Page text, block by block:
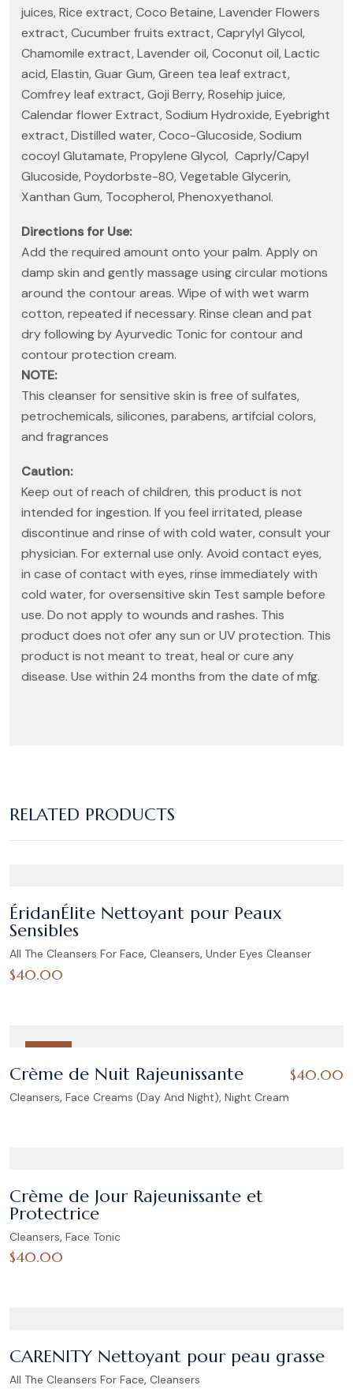
juices, Rice extract, Coco Betaine, Lavender Flowers
extract, Cucumber fruits extract, Caprylyl Glycol,
Chamomile extract, Lavender oil, Coconut oil, Lactic
acid, Elastin, Guar Gum, Green tea leaf extract,
Comfrey leaf extract, Goji Berry, Rosehip juice,
Calendar flower Extract, Sodium Hydroxide, Eyebright
extract, Distilled water, Coco-Glucoside, Sodium
cocoyl Glutamate, Propylene Glycol, Caprly/Capyl
Glucoside, Poydorbste-80, Vegetable Glycerin,
Xanthan Gum, Tocopherol, Phenoxyethanol.
Directions for Use:
Add the required amount onto your palm. Apply on
damp skin and gently massage using circular motions
around the contour areas. Wipe of with wet warm
cotton, repeated if necessary. Rinse clean and pat
dry following by Ayurvedic Tonic for contour and
contour protection cream.
NOTE:
This cleanser for sensitive skin is free of sulfates,
petrochemicals, silicones, parabens, artifcial colors,
and fragrances
Caution:
Keep out of reach of children, this product is not
intended for ingestion. If you feel irritated, please
discontinue and rinse of with cold water, consult your
physician. For external use only. Avoid contact eyes,
in case of contact with eyes, rinse immediately with
cold water, for oversensitive skin Test sample before
use. Do not apply to wounds and rashes. This
product does not ofer any sun or UV protection. This
product is not meant to treat, heal or cure any
disease. Use within 24 months from the date of mfg.
RELATED PRODUCTS
ÉridanÉlite Nettoyant pour Peaux
Sensibles
All The Cleansers For Face, Cleansers, Under Eyes Cleanser
$40.00
Crème de Nuit Rajeunissante
Cleansers, Face Creams (Day And Night), Night Cream
$40.00
Crème de Jour Rajeunissante et
Protectrice
Cleansers, Face Tonic
$40.00
CARENITY Nettoyant pour peau grasse
All The Cleansers For Face, Cleansers